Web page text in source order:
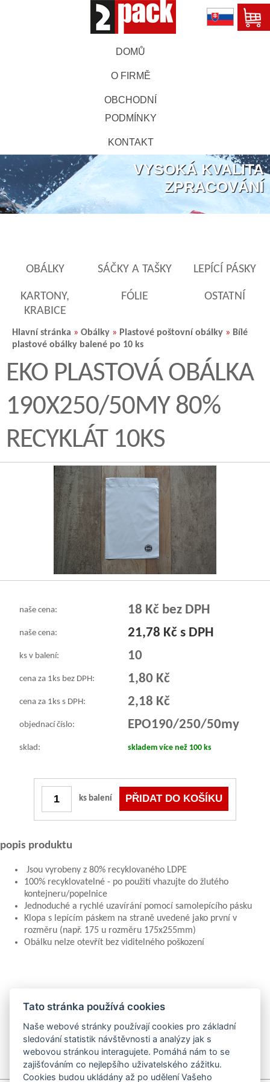
DOMŮ
O FIRMĚ
OBCHODNÍ
PODMÍNKY
KONTAKT
VYSOKÁ KVALITA
ZPRACOVÁNÍ
OBÁLKY SÁČKY A TAŠKY LEPÍCÍ PÁSKY
KARTONY,
KRABICE
FÓLIE OSTATNÍ
Hlavní stránka » Obálky » Plastové poštovní obálky » Bílé
plastové obálky balené po 10 ks
EKO PLASTOVÁ OBÁLKA
190X250/50MY 80%
RECYKLÁT 10KS
naše cena: 18 Kč bez DPH
naše cena: 21,78 Kč s DPH
ks v balení: 10
cena za 1ks bez DPH: 1,80 Kč
cena za 1ks s DPH: 2,18 Kč
objednací číslo: EPO190/250/50my
sklad: skladem více než 100 ks
ks balení
popis produktu
Jsou vyrobeny z 80% recyklovaného LDPE
100% recyklovatelné - po použití vhazujte do žlutého
kontejneru/popelnice
Jednoduché a rychlé uzavírání pomocí samolepícího pásku
Klopa s lepícím páskem na straně uvedené jako první v
rozměru (např. 175 u rozměru 175x255mm)
Obálku nelze otevřít bez viditelného poškození
a
Tato stránka používá cookies
Naše webové stránky používají cookies pro základní
sledování statistik návštěvnosti a analýzy jak s
webovou stránkou interagujete. Pomáhá nám to se
zajišťováním co nejlepšího uživatelského zážitku.
Cookies budou ukládány až po udělení Vašeho